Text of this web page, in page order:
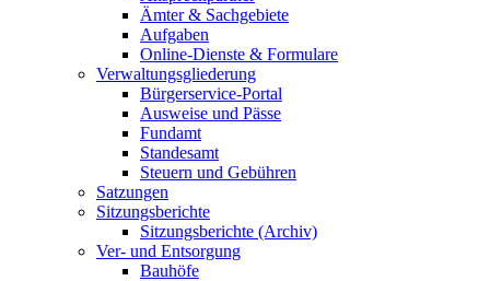
Ämter & Sachgebiete
Aufgaben
Online-Dienste & Formulare
Verwaltungsgliederung
Bürgerservice-Portal
Ausweise und Pässe
Fundamt
Standesamt
Steuern und Gebühren
Satzungen
Sitzungsberichte
Sitzungsberichte (Archiv)
Ver- und Entsorgung
Bauhöfe